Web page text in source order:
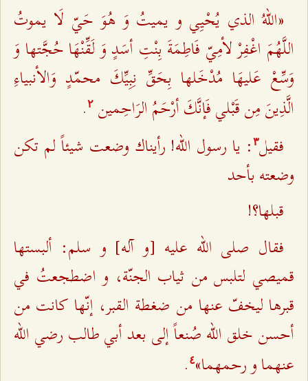
«اللهُ الذي يُحْيِي و يميتُ وَ هُوَ حَيّ لَا يموتُ
اللَّهُمَ اغْفِرْ لأمِيّ فَاطِمَةَ بِنْتِ أسَدٍ وَ لَقِّنْهَا حُجَّتها وَ
وَسِّعْ عَليهَا مُدْخَلها بِحَقِّ نِبِيِّكَ محمّدٍ وَالأنبياءِ
الَّذِينَ مِن قَبْلي فَإنَّكَ أرْحَمُ الرَاحِمين ٢.
فقيل٣ : يا رسول الله! رأيناك وضعت شيئاً لم تكن
وضعته بأحد
قبلها؟!
فقال صلى الله عليه [و آله‌] و سلم: ألبستها
قميصي لتلبس من ثياب الجنّة، و اضطجعتُ في
قبرها ليخفّ عنها من ضغطة القبر، إنّها كانت من
أحسن خلق الله صُنعاً إلى بعد أبي طالب رضي الله
عنهما و رحمهما»٤ .